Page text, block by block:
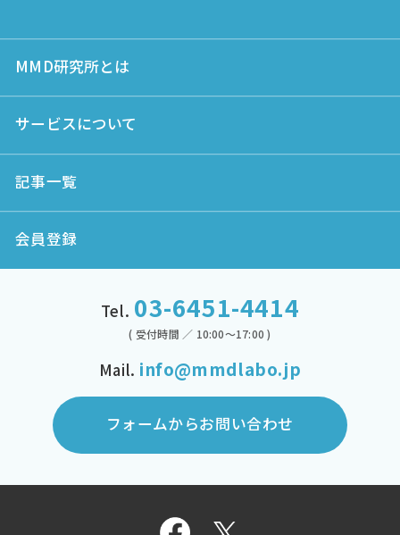
MMD研究所とは
サービスについて
記事一覧
会員登録
Tel. 03-6451-4414
( 受付時間 ／ 10:00～17:00 )
Mail. info@mmdlabo.jp
フォームからお問い合わせ